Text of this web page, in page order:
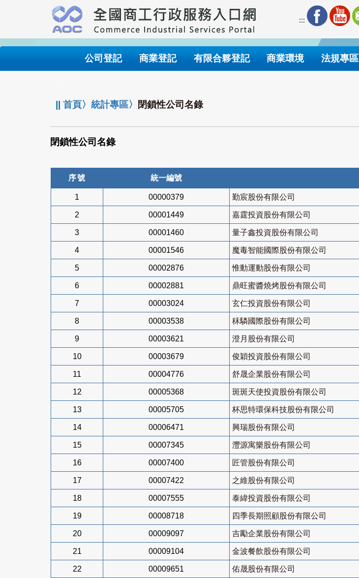
要
內
:::
公司登記 商業登記 有限合夥登記 商業環境 法規專區
||首頁〉統計專區〉 閉鎖性公司名錄
閉鎖性公司名錄
序號 統一編號
1 00000379 勤宸股份有限公司
2 00001449 嘉霆投資股份有限公司
3 00001460 量子鑫投資股份有限公司
4 00001546 魔毒智能國際股份有限公司
5 00002876 惟動運動股份有限公司
6 00002881 鼎旺蜜醬燒烤股份有限公司
7 00003024 玄仁投資股份有限公司
8 00003538 秝驎國際股份有限公司
9 00003621 澄月股份有限公司
10 00003679 俊穎投資股份有限公司
11 00004776 舒晟企業股份有限公司
12 00005368 斑斑天使投資股份有限公司
13 00005705 杯思特環保科技股份有限公司
14 00006471 興瑞股份有限公司
15 00007345 灃源寓樂股份有限公司
16 00007400 匠管股份有限公司
17 00007422 之維股份有限公司
18 00007555 泰緯投資股份有限公司
19 00008718 四季長期照顧股份有限公司
20 00009097 吉勵企業股份有限公司
21 00009104 金波餐飲股份有限公司
22 00009651 佑晟股份有限公司